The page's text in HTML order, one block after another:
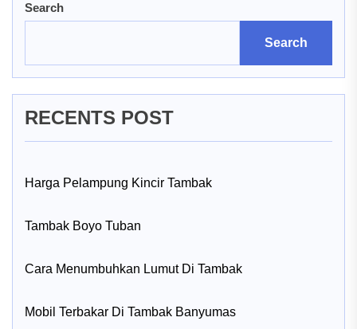
Search
Search
RECENTS POST
Harga Pelampung Kincir Tambak
Tambak Boyo Tuban
Cara Menumbuhkan Lumut Di Tambak
Mobil Terbakar Di Tambak Banyumas